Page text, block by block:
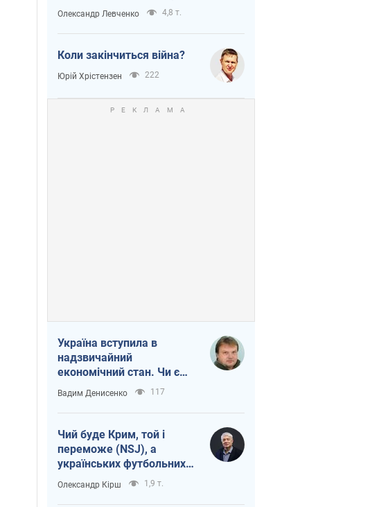
Олександр Левченко 4,8 т.
Коли закінчиться війна?
Юрій Хрістензен 222
Україна вступила в
надзвичайний
економічний стан. Чи є
світло вкінці тунелю?
Вадим Денисенко 117
Чий буде Крим, той і
переможе (NSJ), а
українських футбольних
чиновників можуть
назвати вбивцями
Олександр Кірш 1,9 т.